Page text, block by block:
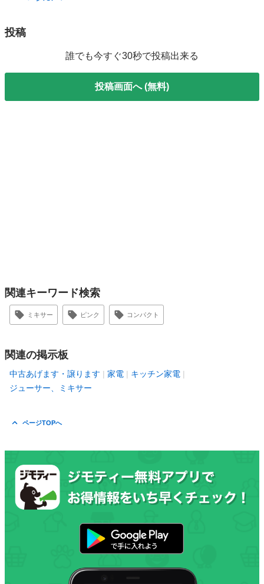
投稿
誰でも今すぐ30秒で投稿出来る
投稿画面へ (無料)
関連キーワード検索
ミキサー ピンク コンパクト
関連の掲示板
中古あげます・譲ります 家電
キッチン家電
ジューサー、ミキサー
ページTOPへ